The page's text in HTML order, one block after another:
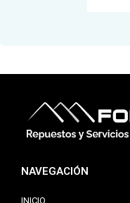
NAVEGACIÓN
INICIO